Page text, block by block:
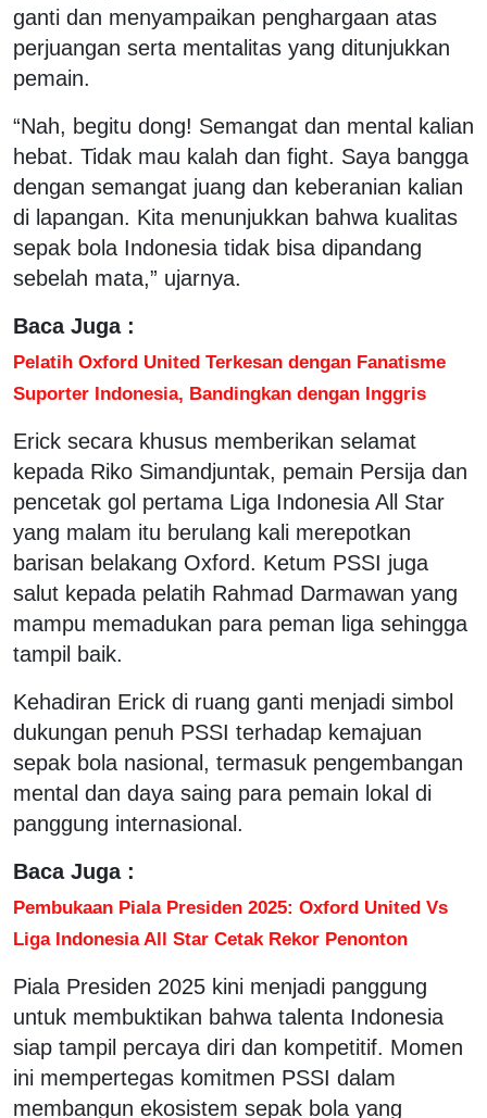
ganti dan menyampaikan penghargaan atas
perjuangan serta mentalitas yang ditunjukkan
pemain.
“Nah, begitu dong! Semangat dan mental kalian
hebat. Tidak mau kalah dan fight. Saya bangga
dengan semangat juang dan keberanian kalian
di lapangan. Kita menunjukkan bahwa kualitas
sepak bola Indonesia tidak bisa dipandang
sebelah mata,” ujarnya.
Baca Juga :
Pelatih Oxford United Terkesan dengan Fanatisme
Suporter Indonesia, Bandingkan dengan Inggris
Erick secara khusus memberikan selamat
kepada Riko Simandjuntak, pemain Persija dan
pencetak gol pertama Liga Indonesia All Star
yang malam itu berulang kali merepotkan
barisan belakang Oxford. Ketum PSSI juga
salut kepada pelatih Rahmad Darmawan yang
mampu memadukan para peman liga sehingga
tampil baik.
Kehadiran Erick di ruang ganti menjadi simbol
dukungan penuh PSSI terhadap kemajuan
sepak bola nasional, termasuk pengembangan
mental dan daya saing para pemain lokal di
panggung internasional.
Baca Juga :
Pembukaan Piala Presiden 2025: Oxford United Vs
Liga Indonesia All Star Cetak Rekor Penonton
Piala Presiden 2025 kini menjadi panggung
untuk membuktikan bahwa talenta Indonesia
siap tampil percaya diri dan kompetitif. Momen
ini mempertegas komitmen PSSI dalam
membangun ekosistem sepak bola yang